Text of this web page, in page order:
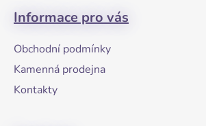
Informace pro vás
Obchodní podmínky
Kamenná prodejna
Kontakty